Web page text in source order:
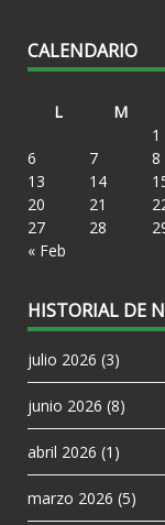
CALENDARIO
L
M
« Feb
1
6
7 8
13
14
20
21
27
28
HISTORIAL DE
julio 2026 (3)
junio 2026 (8)
abril 2026 (1)
marzo 2026 (5)